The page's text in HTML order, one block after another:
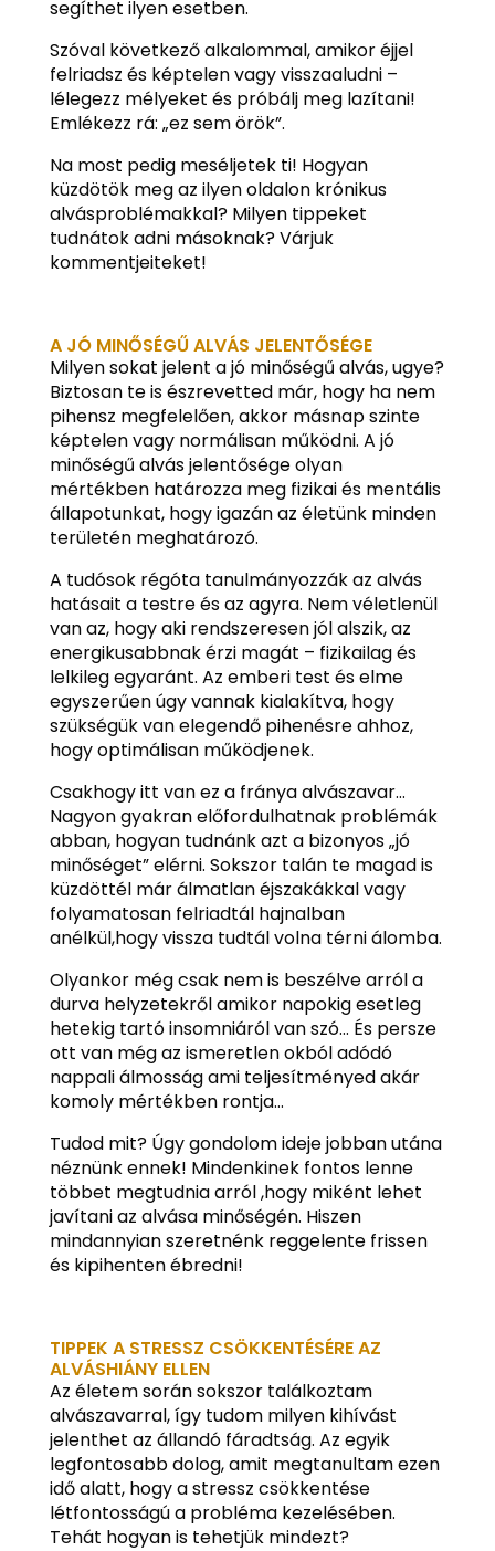
segíthet ilyen esetben.
Szóval következő alkalommal, amikor éjjel
felriadsz és képtelen vagy visszaaludni –
lélegezz mélyeket és próbálj meg lazítani!
Emlékezz rá: „ez sem örök”.
Na most pedig meséljetek ti! Hogyan
küzdötök meg az ilyen oldalon krónikus
alvásproblémakkal? Milyen tippeket
tudnátok adni másoknak? Várjuk
kommentjeiteket!
A JÓ MINŐSÉGŰ ALVÁS JELENTŐSÉGE
Milyen sokat jelent a jó minőségű alvás, ugye?
Biztosan te is észrevetted már, hogy ha nem
pihensz megfelelően, akkor másnap szinte
képtelen vagy normálisan működni. A jó
minőségű alvás jelentősége olyan
mértékben határozza meg fizikai és mentális
állapotunkat, hogy igazán az életünk minden
területén meghatározó.
A tudósok régóta tanulmányozzák az alvás
hatásait a testre és az agyra. Nem véletlenül
van az, hogy aki rendszeresen jól alszik, az
energikusabbnak érzi magát – fizikailag és
lelkileg egyaránt. Az emberi test és elme
egyszerűen úgy vannak kialakítva, hogy
szükségük van elegendő pihenésre ahhoz,
hogy optimálisan működjenek.
Csakhogy itt van ez a fránya alvászavar…
Nagyon gyakran előfordulhatnak problémák
abban, hogyan tudnánk azt a bizonyos „jó
minőséget” elérni. Sokszor talán te magad is
küzdöttél már álmatlan éjszakákkal vagy
folyamatosan felriadtál hajnalban
anélkül,hogy vissza tudtál volna térni álomba.
Olyankor még csak nem is beszélve arról a
durva helyzetekről amikor napokig esetleg
hetekig tartó insomniáról van szó… És persze
ott van még az ismeretlen okból adódó
nappali álmosság ami teljesítményed akár
komoly mértékben rontja…
Tudod mit? Úgy gondolom ideje jobban utána
néznünk ennek! Mindenkinek fontos lenne
többet megtudnia arról ,hogy miként lehet
javítani az alvása minőségén. Hiszen
mindannyian szeretnénk reggelente frissen
és kipihenten ébredni!
TIPPEK A STRESSZ CSÖKKENTÉSÉRE AZ
ALVÁSHIÁNY ELLEN
Az életem során sokszor találkoztam
alvászavarral, így tudom milyen kihívást
jelenthet az állandó fáradtság. Az egyik
legfontosabb dolog, amit megtanultam ezen
idő alatt, hogy a stressz csökkentése
létfontosságú a probléma kezelésében.
Tehát hogyan is tehetjük mindezt?